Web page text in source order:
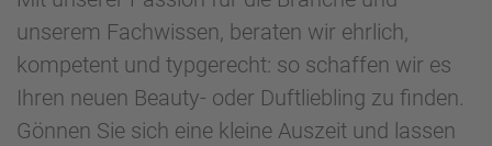
unserem Fachwissen, beraten wir ehrlich,
kompetent und typgerecht: so schaffen wir es
Ihren neuen Beauty- oder Duftliebling zu finden.
Gönnen Sie sich eine kleine Auszeit und lassen